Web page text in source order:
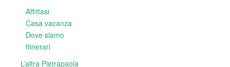
Affittasi
Casa vacanza
Dove siamo
Itinerari
L’altra Pietrapaola